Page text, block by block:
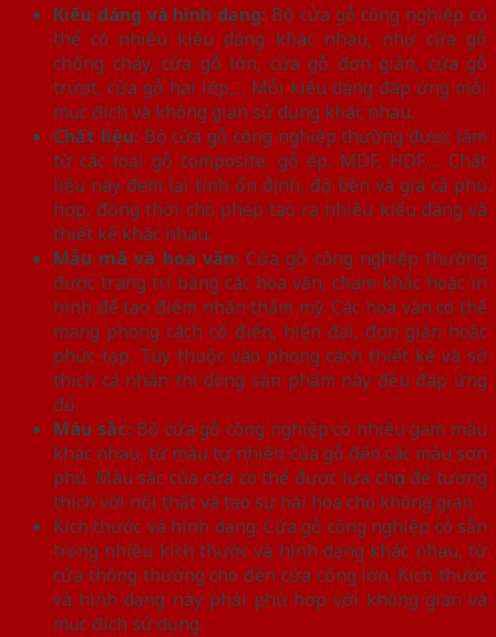
Kiểu dáng và hình dạng: Bộ cửa gỗ công nghiệp có
thể có nhiều kiểu dáng khác nhau, như cửa gỗ
chống cháy, cửa gỗ lớn, cửa gỗ đơn giản, cửa gỗ
trượt, cửa gỗ hai lớp,… Mỗi kiểu dáng đáp ứng mỗi
mục đích và không gian sử dụng khác nhau.
Chất liệu:Bộ cửa gỗ công nghiệp thường được làm
từ các loại gỗ composite, gỗ ép, MDF, HDF,… Chất
liệu này đem lại tính ổn định, độ bền và giá cả phù
hợp, đồng thời cho phép tạo ra nhiều kiểu dáng và
thiết kế khác nhau.
Mẫu mã và hoa văn:Cửa gỗ công nghiệp thường
được trang trí bằng các hoa văn, chạm khắc hoặc in
hình để tạo điểm nhấn thẩm mỹ. Các hoa văn có thể
mang phong cách cổ điển, hiện đại, đơn giản hoặc
phức tạp. Tùy thuộc vào phong cách thiết kế và sở
thích cá nhân thì dòng sản phẩm này đều đáp ứng
đủ.
Màu sắc: Bộ cửa gỗ công nghiệp có nhiều gam màu
khác nhau, từ màu tự nhiên của gỗ đến các màu sơn
phủ. Màu sắc của cửa có thể được lựa chọn để tương
thích với nội thất và tạo sự hài hòa cho không gian.
Kích thước và hình dạng: Cửa gỗ công nghiệp có sẵn
trong nhiều kích thước và hình dạng khác nhau, từ
cửa thông thường cho đến cửa cổng lớn. Kích thước
và hình dạng này phải phù hợp với không gian và
mục đích sử dụng.